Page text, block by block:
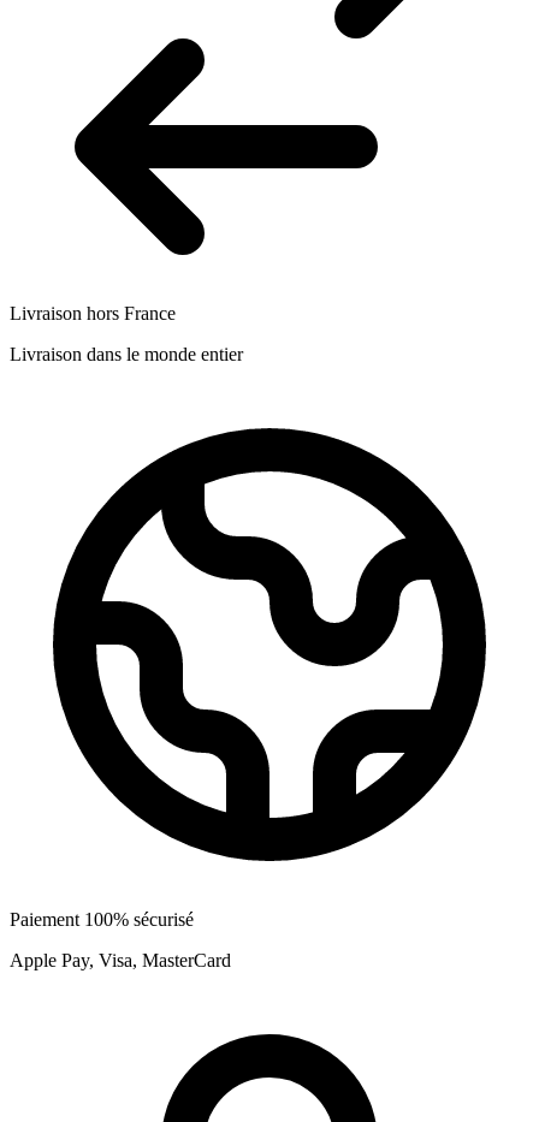
Livraison hors France
Livraison dans le monde entier
Paiement 100% sécurisé
Apple Pay, Visa, MasterCard